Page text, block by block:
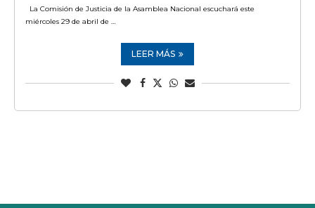
La Comisión de Justicia de la Asamblea Nacional escuchará este
miércoles 29 de abril de …
LEER MÁS